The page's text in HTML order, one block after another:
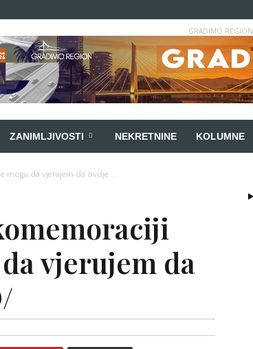
GRADIMO REGION
ZANIMLJIVOSTI NEKRETNINE KOLUMNE
mogu da vjerujem da ovdje...
vjerujem da